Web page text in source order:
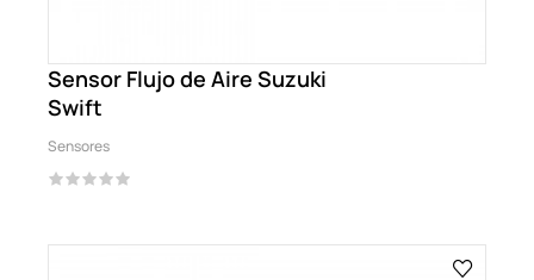
Sensor Flujo de Aire Suzuki
Swift
Sensores